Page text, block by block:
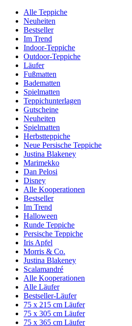
Alle Teppiche
Neuheiten
Bestseller
Im Trend
Indoor-Teppiche
Outdoor-Teppiche
Läufer
Fußmatten
Badematten
Spielmatten
Teppichunterlagen
Gutscheine
Neuheiten
Spielmatten
Herbstteppiche
Neue Persische Teppiche
Justina Blakeney
Marimekko
Dan Pelosi
Disney
Alle Kooperationen
Bestseller
Im Trend
Halloween
Runde Teppiche
Persische Teppiche
Iris Apfel
Morris & Co.
Justina Blakeney
Scalamandré
Alle Kooperationen
Alle Läufer
Bestseller-Läufer
75 x 215 cm Läufer
75 x 305 cm Läufer
75 x 365 cm Läufer